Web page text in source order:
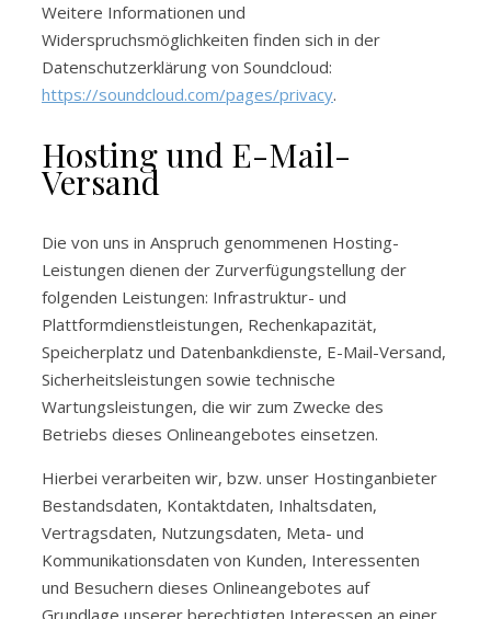
Weitere Informationen und
Widerspruchsmöglichkeiten finden sich in der
Datenschutzerklärung von Soundcloud:
https://soundcloud.com/pages/privacy.
Hosting und E-Mail-
Versand
Die von uns in Anspruch genommenen Hosting-
Leistungen dienen der Zurverfügungstellung der
folgenden Leistungen: Infrastruktur- und
Plattformdienstleistungen, Rechenkapazität,
Speicherplatz und Datenbankdienste, E-Mail-Versand,
Sicherheitsleistungen sowie technische
Wartungsleistungen, die wir zum Zwecke des
Betriebs dieses Onlineangebotes einsetzen.
Hierbei verarbeiten wir, bzw. unser Hostinganbieter
Bestandsdaten, Kontaktdaten, Inhaltsdaten,
Vertragsdaten, Nutzungsdaten, Meta- und
Kommunikationsdaten von Kunden, Interessenten
und Besuchern dieses Onlineangebotes auf